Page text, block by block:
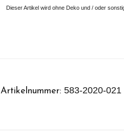
Dieser Artikel wird ohne Deko und / oder
Artikelnummer: 583-2020-021